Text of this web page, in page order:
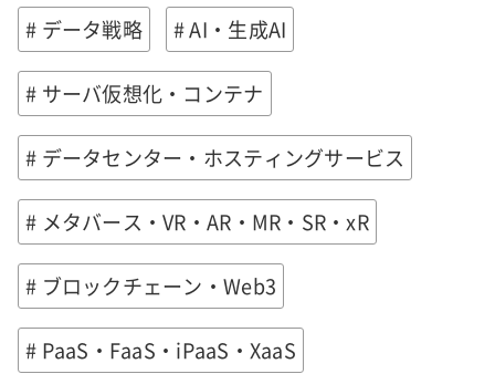
# データ戦略 # AI・生成AI
# サーバ仮想化・コンテナ
# データセンター・ホスティングサービス
# メタバース・VR・AR・MR・SR・xR
# ブロックチェーン・Web3
# PaaS・FaaS・iPaaS・XaaS